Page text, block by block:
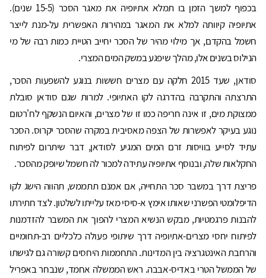
בכפוף למשך הזמן בו תמלא אתיופיה את מאגר הסכר (15-5 שנים).
אתיופיה קיוותה למלא את המאגר במהירות האפשרית על-מנת לייצר
חשמל בהקדם, אך מילוי מהיר של הסכר יחייב הטיית כמות רבה של מי
הנילוס בשנים אלו, מהלך שיפגע במשק המים המצרי.
סודאן, שעד 2015 חלקה עם מצרים חששות בנוגע להשפעות הסכר,
התרצתה והתקרבה בהדרגה לקו האתיופי. למרות שגם סודאן סובלת
ממצוקת מים, זו אינה חריפה כמו זו של מצרים, והאיום הנשקף לח'רטום
נוגע בעיקר לאפשרות של הצפה מאסיבית במקרה שהסכר יקרוס. הסכר
עתיד לסייע בוויסות זרם המים המגיע לסודאן, דבר שיתרום לפיתוח
החקלאות שלה, ובנוסף אתיופיה עתידה למכור לה חשמל שיופק מהסכר.
פריצת דרך במשבר סכר התחייה, אם אמנם תתממש, תהווה הישג לקו
הדיפלומטי הפשרני שאותו אימץ א-סיסי מאז עלייתו לשלטון. לצד חתירתו
להבנות פרגמטיות, מבקש הנשיא המצרי להפוך את המשבר להזדמנות
לפיתוח יחסי מצרים-אתיופיה דרך שיתופי פעולה כלכליים רב-תחומיים
והרחבת האינטגרציה בין המדינות. התחממות היחסים קשורה גם לגישתו
של הממשל הטרי באדיס-אבבה. ראש הממשלה אחמד, שנבחר באפריל